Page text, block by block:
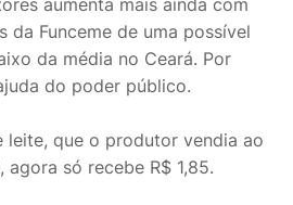
da Funceme de uma possível
da média no Ceará. Por
do poder público.
leite, que o produtor vendia ao
só recebe R$ 1,85.